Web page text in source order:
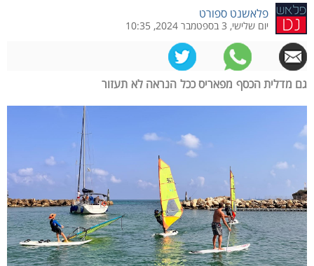
פלאשנט ספורט
יום שלישי, 3 בספטמבר 2024, 10:35
גם מדלית הכסף מפאריס ככל הנראה לא תעזור